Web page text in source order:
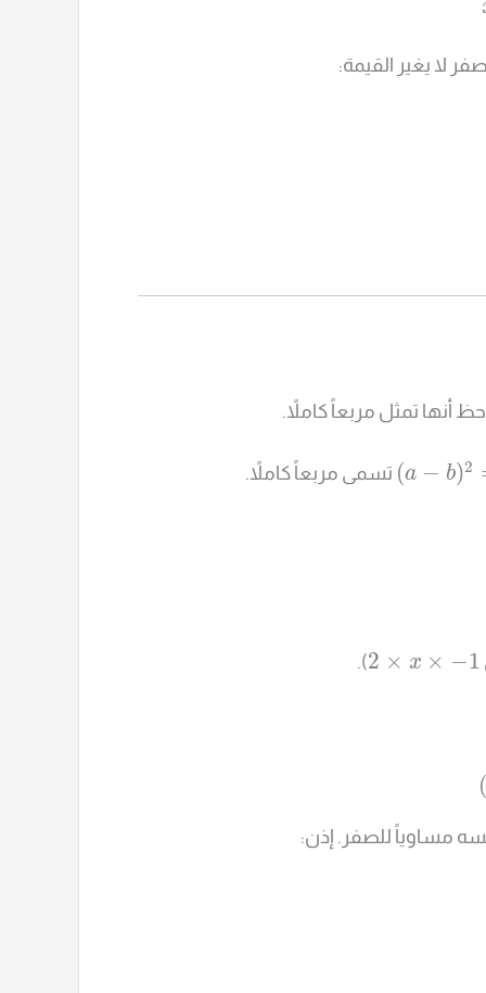
لا يغير القيمة:
أنها تمثل مربعاً كاملاً.
(a − b)2 تسمى مربعاً كاملاً.
2 × x × −1
).
(
مساوياً للصفر. إذن: